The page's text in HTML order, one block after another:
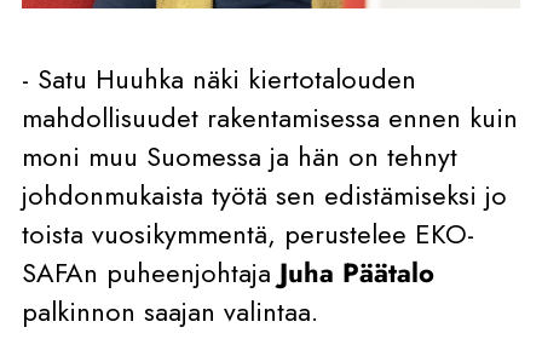
- Satu Huuhka näki kiertotalouden
mahdollisuudet rakentamisessa ennen kuin
moni muu Suomessa ja hän on tehnyt
johdonmukaista työtä sen edistämiseksi jo
toista vuosikymmentä, perustelee EKO-
SAFAn puheenjohtaja Juha Päätalo
palkinnon saajan valintaa.